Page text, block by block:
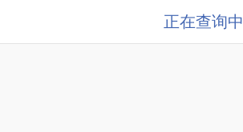
正在查询中